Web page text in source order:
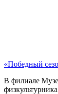
«Победный
В филиале